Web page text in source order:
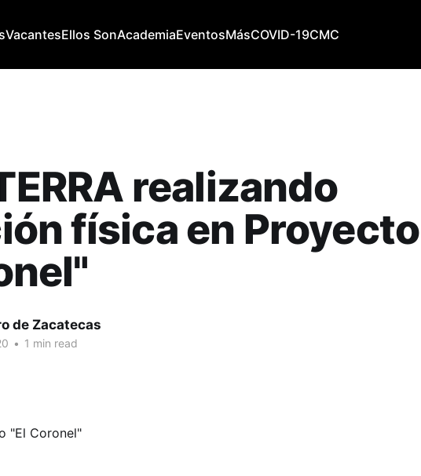
VacantesEllos SonAcademiaEventosMásCOVID-19CMC
realizando
física en Proyecto
de Zacatecas
• 1 min read